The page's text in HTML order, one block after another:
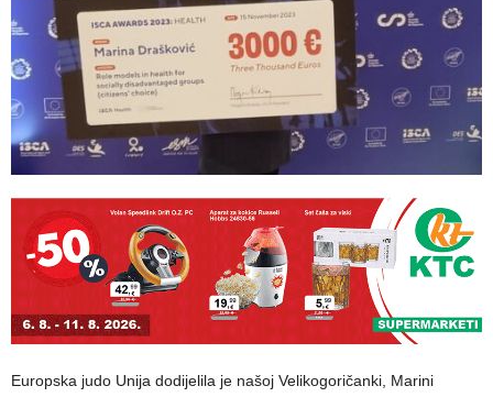
Europska judo Unija dodijelila je našoj Velikogoričanki, Marini